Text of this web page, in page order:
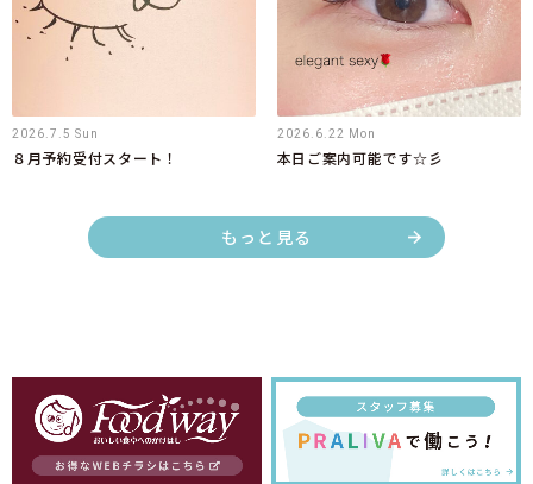
2026.7.5 Sun
８月予約受付スタート！
2026.6.22 Mon
本日ご案内可能です☆彡
もっと見る